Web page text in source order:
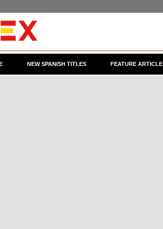
NEW SPANISH TITLES FEATURE ARTICLE